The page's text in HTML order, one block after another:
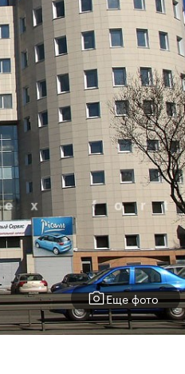
Еще фото